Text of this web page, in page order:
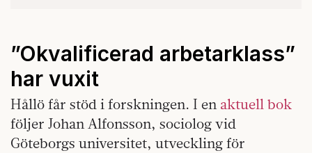
”Okvalificerad arbetarklass”
har vuxit
Hållö får stöd i forskningen. I en aktuell bok
följer Johan Alfonsson, sociolog vid
Göteborgs universitet, utveckling för